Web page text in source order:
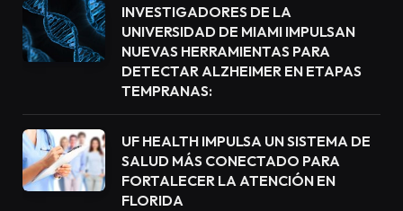
INVESTIGADORES DE LA
UNIVERSIDAD DE MIAMI IMPULSAN
NUEVAS HERRAMIENTAS PARA
DETECTAR ALZHEIMER EN ETAPAS
TEMPRANAS:
UF HEALTH IMPULSA UN SISTEMA DE
SALUD MÁS CONECTADO PARA
FORTALECER LA ATENCIÓN EN
FLORIDA